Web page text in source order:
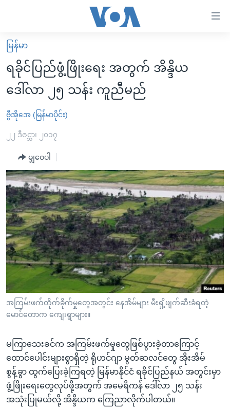
လွယ်ကူ
စေ
သည့်
များ
ပင်မ
ကျော်
ကြည့်
ရန်
ပင်မ
အ
ညွန်း
စာမျက်နှာ
ကျော်
ကြည့်
ရန်
ရန်
နေရာ
သို့
ကျော်
ရန်
မူလစာမျက်နှာ
မြန်မာ
ကမ္ဘာ့သတင်းများ
နိုင်ငံတကာ
အစ္စရေး-ပါလက်စတိုင်း
ဗွီဒီယို
အင်္ဂလိပ်စာလေ့လာမယ်
အမေရိကန်သုံးအီဒီယံ
မကြေးမုံရဲ့ အင်္ဂလိပ်စာ
ရုပ်ရှင်ထဲက အင်္ဂလိပ်စာ
သုတပဒေသာ အင်္ဂလိပ်စာ
အပတ်စဉ်ကဏ္ဍများ
ရေဒီယို
တီဗွီ
ရေဒီယိုနှင့်ရုပ်သံ အချက်အလက်များ
ရေဒီယို/တီဗွီအစီအစဉ်
Learning English
ဗွီအိုအေ လူမှုကွန်ယက်များ
မြန်မာ
ရခိုင်ပြည်ဖွံ့ဖြိုးရေး အတွက် အိန္ဒိယ
ဒေါ်လာ ၂၅ သန်း ကူညီမည်
ဗွီအိုအေ (မြန်မာပိုင်း)
၂၂ ဒီဇင္ဘာ၊ ၂၀၁၇
မျှဝေပါ
အကြမ်းဖက်တိုက်ခိုက်မှုတွေအတွင်း နေအိမ်များ မီးရှို့ဖျက်ဆီးခံရတဲ့
မောင်တောက ကျေးရွာများ။
မကြာသေးခင်က အကြမ်းဖက်မှုတွေဖြစ်ပွားခဲ့တာကြောင့်
ထောင်ပေါင်းများစွာရှိတဲ့ ရိုဟင်ဂျာ မွတ်ဆလင်တွေ အိုးအိမ်
စွန့်ခွာ ထွက်ပြေးခဲ့ကြရတဲ့ မြန်မာနိုင်ငံ ရခိုင်ပြည်နယ် အတွင်းမှာ
ဖွံ့ဖြိုးရေးတွေလုပ်ဖို့အတွက် အမေရိကန် ဒေါ်လာ ၂၅ သန်း
အသုံးပြုမယ်လို့ အိန္ဒိယက ကြေညာလိုက်ပါတယ်။